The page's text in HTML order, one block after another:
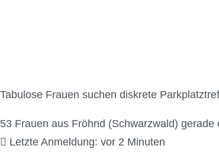
Tabulose Frauen suchen diskrete
53 Frauen aus Fröhnd (Schwarzwald) gerade
Letzte Anmeldung: vor 2 Minuten